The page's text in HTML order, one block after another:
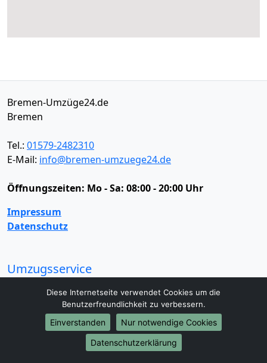
Bremen-Umzüge24.de
Bremen
Tel.: 01579-2482310
E-Mail: info@bremen-umzuege24.de
Öffnungszeiten: Mo - Sa: 08:00 - 20:00 Uhr
Impressum
Datenschutz
Umzugsservice
Umzugsservice Behördenumzug
Büroumzug
Firmenumzug
Laborumzug
Mini Umzug
Praxisumzug
Privatumzug
Seniorenumzug
Studentenumzug
Beiladung
Halteverbotszone
Klaviertransport
Diese Internetseite verwendet Cookies um die
Benutzerfreundlichkeit zu verbessern.
Einverstanden
Nur notwendige Cookies
Datenschutzerklärung